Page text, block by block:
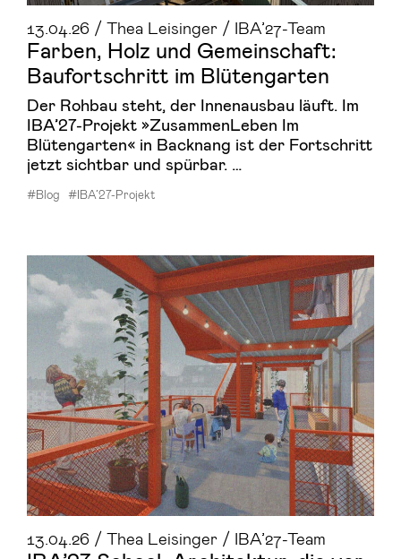
13.04.26 / Thea Leisinger / IBA’27-Team
Far­ben, Holz und Ge­mein­schaft:
Bau­fort­schritt im Blü­ten­gar­ten
Der Rohbau steht, der Innenausbau läuft. Im
IBA’27-Projekt »ZusammenLeben Im
Blütengarten« in Backnang ist der Fortschritt
jetzt sichtbar und spürbar. …
#Blog #IBA’27-Projekt
13.04.26 / Thea Leisinger / IBA’27-Team